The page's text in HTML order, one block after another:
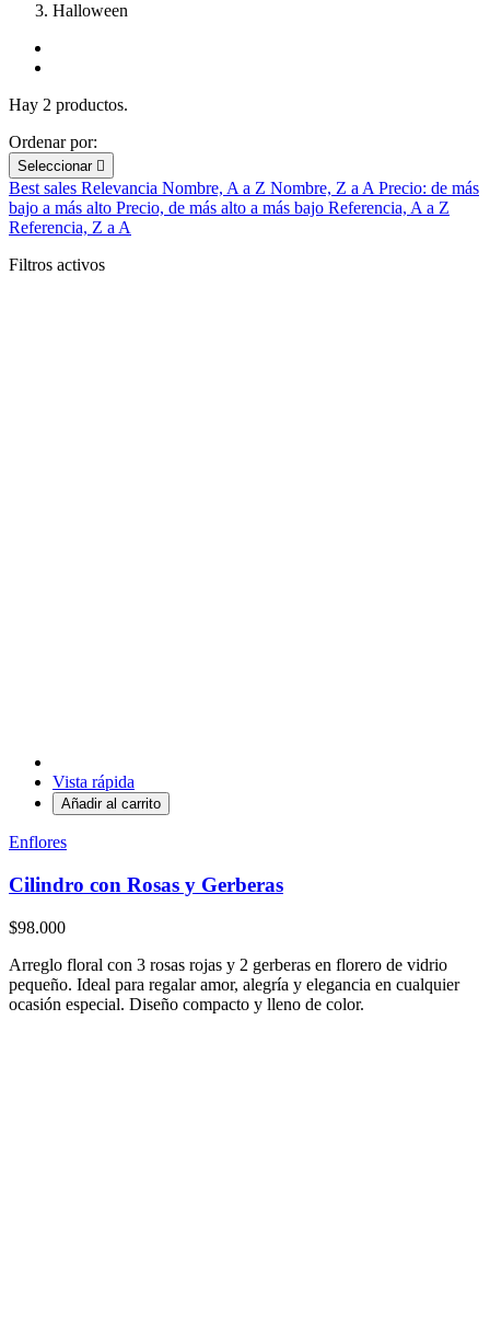
Halloween
Hay 2 productos.
Ordenar por:
Seleccionar 
Best sales Relevancia Nombre, A a Z Nombre, Z a APrecio: de más
bajo a más alto Precio, de más alto a más bajo Referencia, A a Z
Referencia, Z a A
Filtros activos
Vista rápida
Añadir al carrito
Enflores
Cilindro con Rosas y Gerberas
$98.000
Arreglo floral con 3 rosas rojas y 2 gerberas en florero de vidrio
pequeño. Ideal para regalar amor, alegría y elegancia en cualquier
ocasión especial. Diseño compacto y lleno de color.